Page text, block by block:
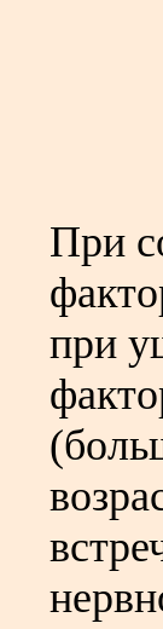
При
при